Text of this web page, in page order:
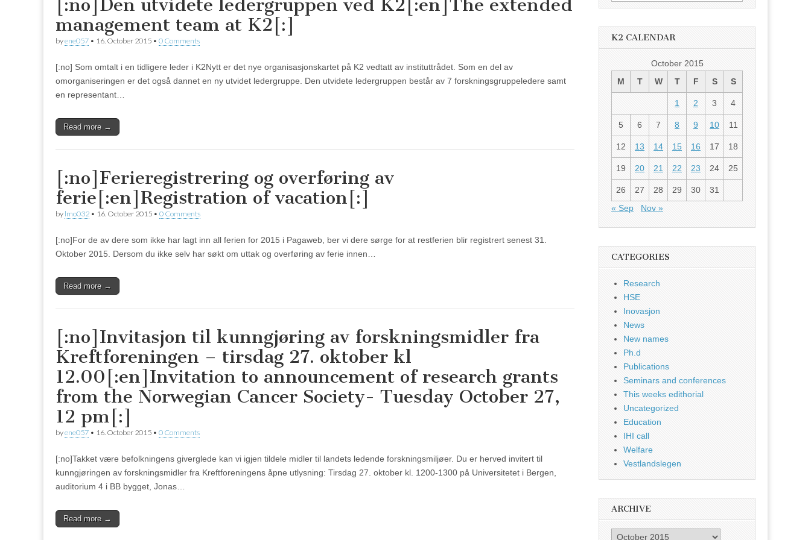
[:no]Den utvidete ledergruppen ved K2[:en]The extended
management team at K2[:]
byene057 • 16. October 2015 • 0 Comments
[:no] Som omtalt i en tidligere leder i K2Nytt er det nye organisasjonskartet på K2 vedtatt av instituttrådet. Som en del av
omorganiseringen er det også dannet en ny utvidet ledergruppe. Den utvidete ledergruppen består av 7 forskningsgruppeledere samt
en representant…
Read more →
[:no]Ferieregistrering og overføring av
ferie[:en]Registration of vacation[:]
by lmo032 • 16. October 2015 • 0 Comments
[:no]For de av dere som ikke har lagt inn all ferien for 2015 i Pagaweb, ber vi dere sørge for at restferien blir registrert senest 31.
Oktober 2015. Dersom du ikke selv har søkt om uttak og overføring av ferie innen…
Read more →
[:no]Invitasjon til kunngjøring av forskningsmidler fra
Kreftforeningen – tirsdag 27. oktober kl
12.00[:en]Invitation to announcement of research grants
from the Norwegian Cancer Society- Tuesday October 27,
12 pm[:]
byene057 • 16. October 2015 • 0 Comments
[:no]Takket være befolkningens giverglede kan vi igjen tildele midler til landets ledende forskningsmiljøer. Du er herved invitert til
kunngjøringen av forskningsmidler fra Kreftforeningens åpne utlysning: Tirsdag 27. oktober kl. 1200-1300 på Universitetet i Bergen,
auditorium 4 i BB bygget, Jonas…
Read more →
K2 CALENDAR
October 2015
M
T W T F S S
1 2 3 4
5 6 7 8 9 10 11
12 13 14 15 16 17 18
19 20 21 22 23 24 25
26 27 28 29 30
31
« Sep
Nov »
CATEGORIES
Research
HSE
Inovasjon
News
New names
Ph.d
Publications
Seminars and conferences
This weeks edithorial
Uncategorized
Education
IHI call
Welfare
Vestlandslegen
ARCHIVE
Archive